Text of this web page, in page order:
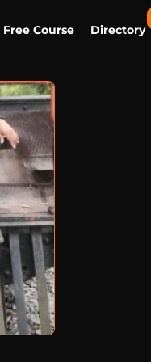
Free Course Directory